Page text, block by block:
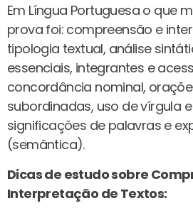
Em Língua Portuguesa o que
prova foi: compreensão e
tipologia textual, análise
essenciais, integrantes e
concordância nominal,
subordinadas, uso de vírgula
significações de palavras e
(semântica).
Dicas de estudo sobre
Interpretação de Textos: